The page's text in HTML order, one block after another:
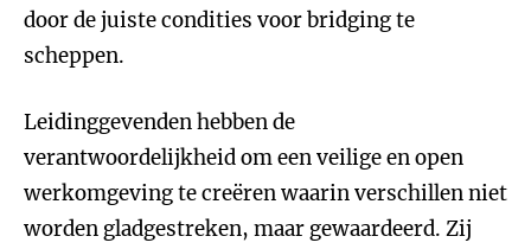
door de juiste condities voor bridging te
scheppen.
Leidinggevenden hebben de
verantwoordelijkheid om een veilige en open
werkomgeving te creëren waarin verschillen niet
worden gladgestreken, maar gewaardeerd. Zij